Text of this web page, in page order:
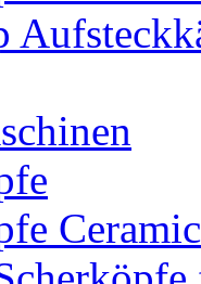
Ceramic